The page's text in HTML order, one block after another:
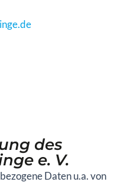
des
e. V.
Daten u.a. von